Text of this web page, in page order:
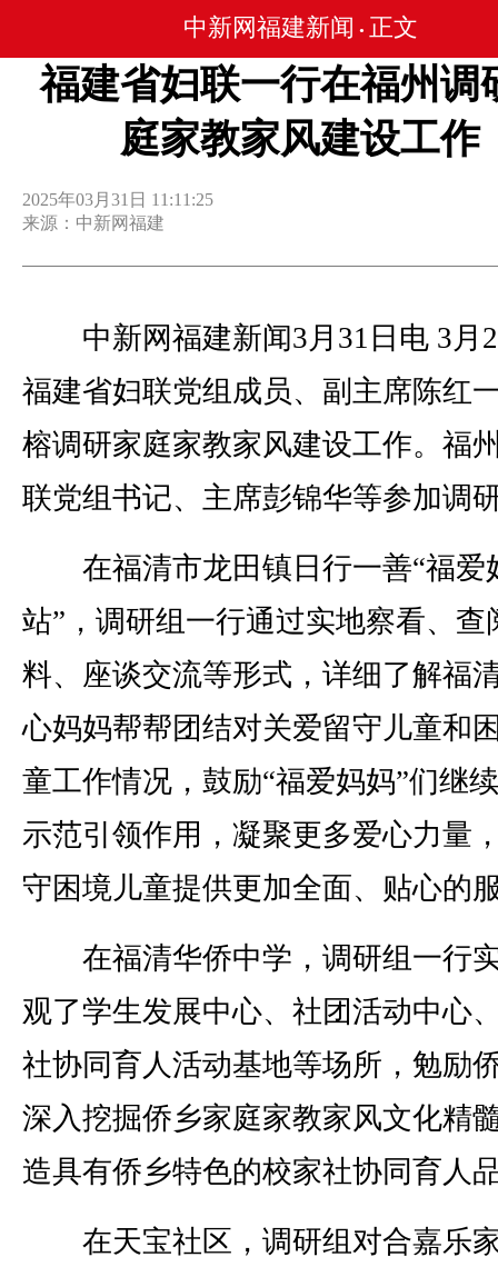
中新网福建新闻 • 正文
福建省妇联一行在福州调
庭家教家风建设工作
2025年03月31日 11:11:25
来源：中新网福建
中新网福建新闻3月31日电 3月
福建省妇联党组成员、副主席陈红
榕调研家庭家教家风建设工作。福
联党组书记、主席彭锦华等参加调
在福清市龙田镇日行一善“福爱
站”，调研组一行通过实地察看、查
料、座谈交流等形式，详细了解福
心妈妈帮帮团结对关爱留守儿童和
童工作情况，鼓励“福爱妈妈”们继
示范引领作用，凝聚更多爱心力量
守困境儿童提供更加全面、贴心的
在福清华侨中学，调研组一行
观了学生发展中心、社团活动中心
社协同育人活动基地等场所，勉励
深入挖掘侨乡家庭家教家风文化精
造具有侨乡特色的校家社协同育人
在天宝社区，调研组对合嘉乐